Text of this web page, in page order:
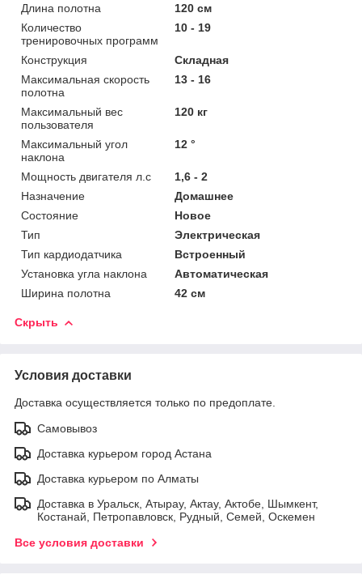
Длина полотна
120 см
Количество
тренировочных программ
10 - 19
Конструкция
Складная
Максимальная скорость
полотна
13 - 16
Максимальный вес
пользователя
120 кг
Максимальный угол
наклона
12 °
Мощность двигателя л.с
1,6 - 2
Назначение
Домашнее
Состояние
Новое
Тип
Электрическая
Тип кардиодатчика
Встроенный
Установка угла наклона
Автоматическая
Ширина полотна
42 см
Скрыть
Условия доставки
Доставка осуществляется только по предоплате.
Самовывоз
Доставка курьером город Астана
Доставка курьером по Алматы
Доставка в Уральск, Атырау, Актау, Актобе, Шымкент,
Костанай, Петропавловск, Рудный, Семей, Оскемен
Все условия доставки